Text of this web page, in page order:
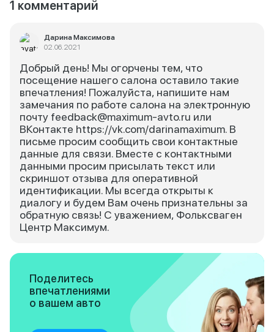
1 комментарий
Дарина Максимова
02.06.2021
Добрый день! Мы огорчены тем, что
посещение нашего салона оставило такие
впечатления! Пожалуйста, напишите нам
замечания по работе салона на электронную
почту feedback@maximum-avto.ru или
ВКонтакте https://vk.com/darinamaximum. В
письме просим сообщить свои контактные
данные для связи. Вместе с контактными
данными просим присылать текст или
скриншот отзыва для оперативной
идентификации. Мы всегда открыты к
диалогу и будем Вам очень признательны за
обратную связь! С уважением, Фольксваген
Центр Максимум.
Поделитесь
впечатлениями
о вашем авто